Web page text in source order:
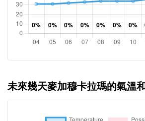
未來幾天麥加穆卡拉瑪的氣溫